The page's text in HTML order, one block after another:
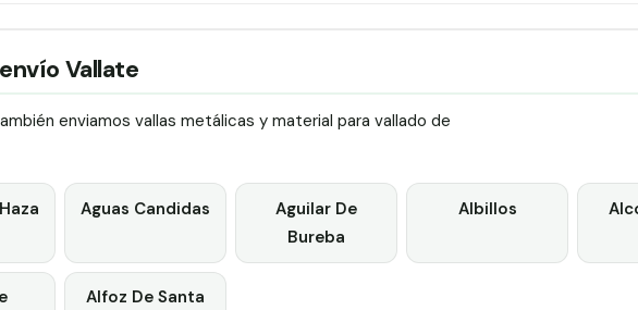
Vallate
enviamos vallas metálicas y material para vallado de
Aguas Candidas
Aguilar De
Bureba
Albillos
Alfoz De Santa